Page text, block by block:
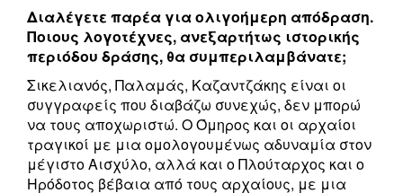
Διαλέγετε παρέα για ολιγοήμερη απόδραση.
Ποιους λογοτέχνες, ανεξαρτήτως ιστορικής
περιόδου δράσης, θα συμπεριλαμβάνατε;
Σικελιανός, Παλαμάς, Καζαντζάκης είναι οι
συγγραφείς που διαβάζω συνεχώς, δεν μπορώ
να τους αποχωριστώ. Ο Όμηρος και οι αρχαίοι
τραγικοί με μια ομολογουμένως αδυναμία στον
μέγιστο Αισχύλο, αλλά και ο Πλούταρχος και ο
Ηρόδοτος βέβαια από τους αρχαίους, με μια